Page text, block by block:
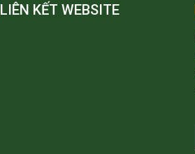
LIÊN KẾT WEBSITE